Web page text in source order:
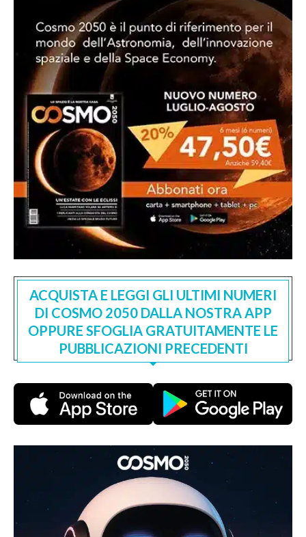
ACQUISTA E LEGGI GLI ULTIMI NUMERI
DI COSMO 2050 DALLA NOSTRA APP
OPPURE SFOGLIA GRATUITAMENTE LE
PUBBLICAZIONI PRECEDENTI